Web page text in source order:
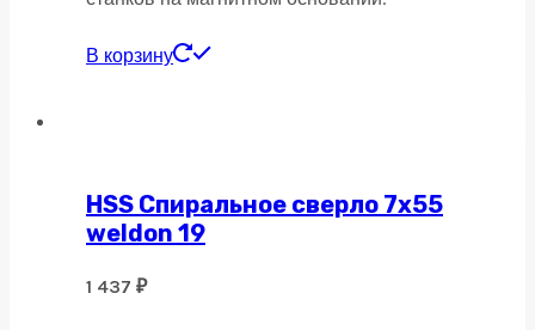
В корзину
HSS Спиральное сверло 7х55
weldon 19
1 437 ₽